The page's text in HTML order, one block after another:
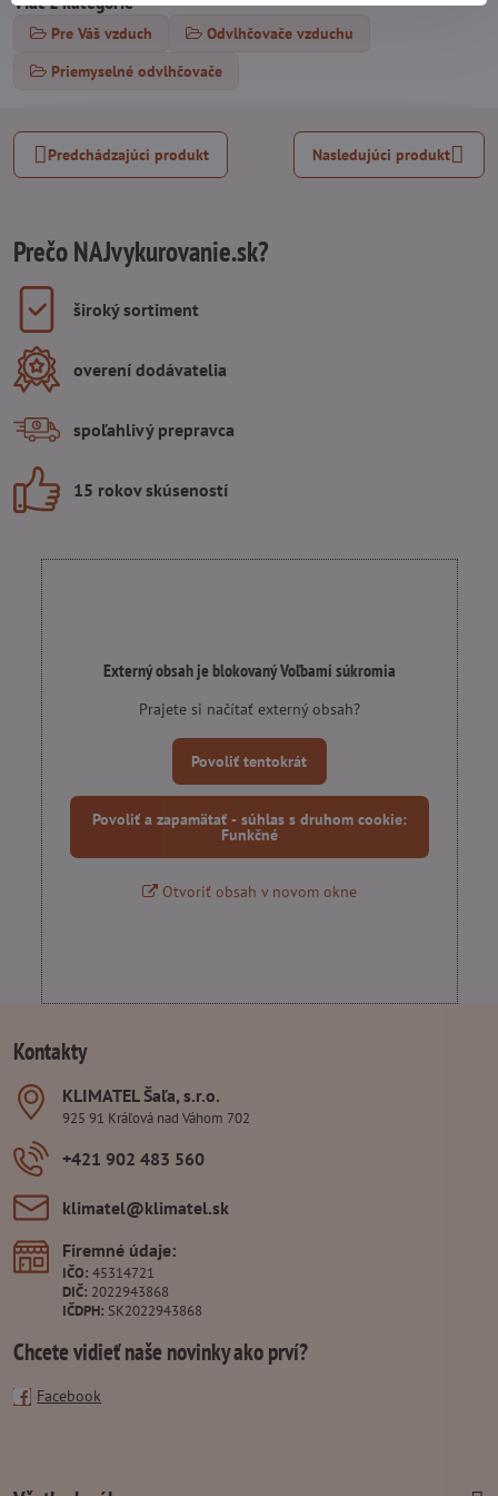
Pre Váš vzduch
Odvlhčovače vzduchu
Priemyselné odvlhčovače
Predchádzajúci produkt Nasledujúci produkt
Prečo NAJvykurovanie.sk?
široký sortiment
overení dodávatelia
spoľahlivý prepravca
15 rokov skúseností
Externý obsah je blokovaný Voľbami súkromia
Prajete si načítať externý obsah?
Povoliť tentokrát
Povoliť a zapamätať - súhlas s druhom cookie:
Funkčné
Otvoriť obsah v novom okne
Kontakty
KLIMATEL Šaľa, s​.r​.o​.
925 91 Kráľová nad Váhom 702
+421 902 483 560
klimatel​@klimatel​.sk
Firemné údaje:
IČO: 45314721
DIČ: 2022943868
IČDPH: SK2022943868
Chcete vidieť naše novinky ako prví?
Facebook